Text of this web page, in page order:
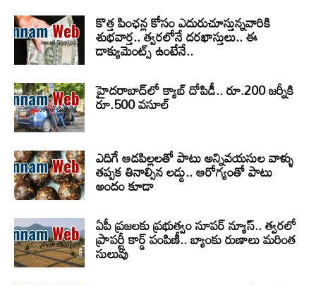
కొత్త పింఛన్ల కోసం ఎదురుచూస్తున్నవారికి
శుభవార్త.. త్వరలోనే దరఖాస్తులు.. ఈ
డాక్యుమెంట్స్ ఉంటేనే..
హైదరాబాద్‌లో క్యాబ్‌ దోపిడీ.. రూ.200 జర్నీకి
రూ.500 వసూల్
ఎదిగే ఆడపిల్లలతో పాటు అన్నివయసుల వాళ్ళు
తప్పక తినాల్సిన లడ్డు.. ఆరోగ్యంతో పాటు
అందం కూడా
ఏపీ ప్రజలకు ప్రభుత్వం సూపర్ న్యూస్.. త్వరలో
ప్రాపర్టీ కార్డ్ పంపిణీ.. బ్యాంకు రుణాలు మరింత
సులువు